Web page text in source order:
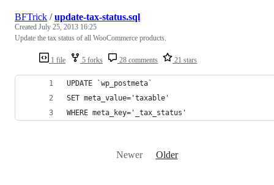
1 file 5 forks 28 comments 21 stars
BFTrick /update-tax-status.sql
Created July 25, 2013 16:25
Update the tax status of all WooCommerce products.
UPDATE `wp_postmeta`
SET meta_value='taxable'
WHERE meta_key='_tax_status'
Newer Older